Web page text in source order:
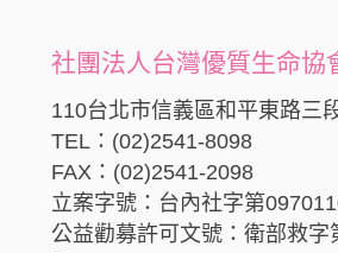
社團法人台灣優質生命協
110台北市信義區和平東路三
TEL：(02)2541-8098
FAX：(02)2541-2098
立案字號：台內社字第
公益勸募許可文號：衛部救字